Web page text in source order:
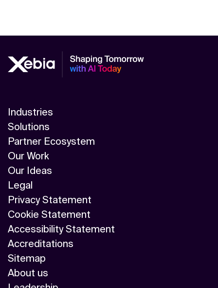
Industries
Solutions
Partner Ecosystem
Our Work
Our Ideas
Legal
Privacy Statement
Cookie Statement
Accessibility Statement
Accreditations
Sitemap
About us